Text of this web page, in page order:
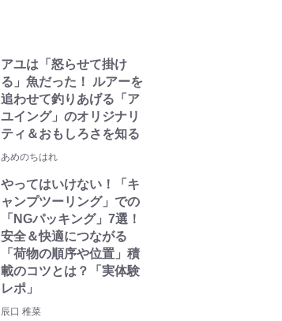
アユは「怒らせて掛け
る」魚だった！ ルアーを
追わせて釣りあげる「ア
ユイング」のオリジナリ
ティ＆おもしろさを知る
あめのちはれ
やってはいけない！「キ
ャンプツーリング」での
「NGパッキング」7選！
安全＆快適につながる
「荷物の順序や位置」積
載のコツとは？「実体験
レポ」
辰口 稚菜